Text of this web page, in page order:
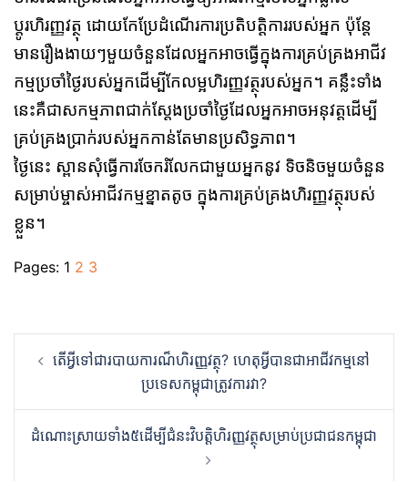
ប្តូរហិរញ្ញវត្ថុ ដោយកែប្រែដំណើរការប្រតិបត្តិការរបស់អ្នក ប៉ុន្តែ
មានរឿងងាយៗមួយចំនួនដែលអ្នកអាចធ្វើក្នុងការគ្រប់គ្រងអាជីវ
កម្មប្រចាំថ្ងៃរបស់អ្នកដើម្បីកែលម្អហិរញ្ញវត្ថុរបស់អ្នក។ គន្លឹះទាំង
នេះគឺជាសកម្មភាពជាក់ស្តែងប្រចាំថ្ងៃដែលអ្នកអាចអនុវត្តដើម្បី
គ្រប់គ្រងប្រាក់របស់អ្នកកាន់តែមានប្រសិទ្ធភាព។
ថ្ងៃនេះ ស្ពានសុំធ្វើការចែករំលែកជាមួយអ្នកនូវ ទិចនិចមួយចំនួន
សម្រាប់ម្ចាស់អាជីវកម្មខ្នាតតូច ក្នុងការគ្រប់គ្រងហិរញ្ញវត្ថុរបស់
ខ្លួន។
Pages: 1 2 3
navigation
តើអ្វីទៅជារបាយការណ៏ហិរញ្ញវត្ថុ?​ ហេតុអ្វីបានជាអាជីវកម្មនៅ
ប្រទេសកម្ពុជាត្រូវការវា?
ដំណោះស្រាយទាំង៥ដើម្បីជំនះវិបត្តិហិរញ្ញវត្ថុសម្រាប់ប្រជាជនកម្ពុជា